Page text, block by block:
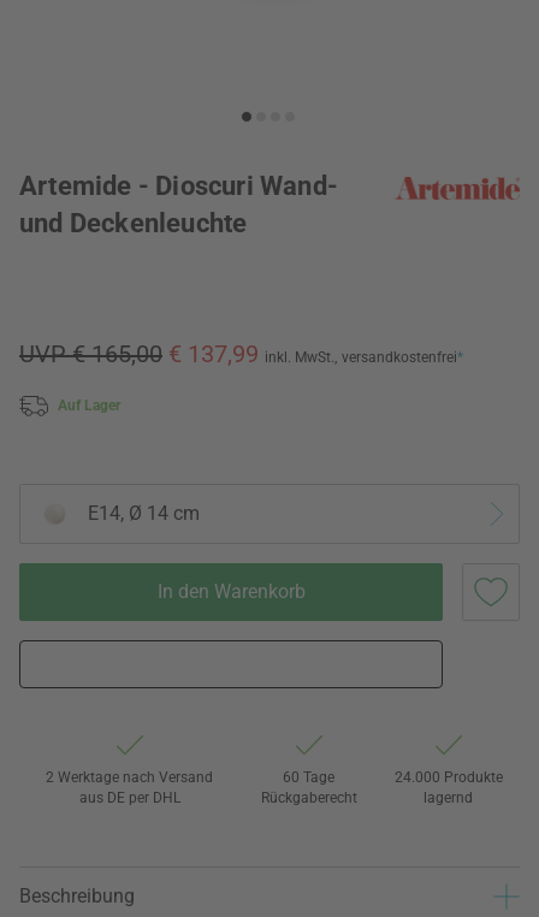
Artemide - Dioscuri Wand-
und Deckenleuchte
UVP € 165,00 € 137,99 inkl. MwSt., versandkostenfrei*
Auf Lager
E14, Ø 14 cm
In den Warenkorb
2 Werktage nach Versand
aus DE per DHL
60 Tage
Rückgaberecht
24.000 Produkte
lagernd
Beschreibung